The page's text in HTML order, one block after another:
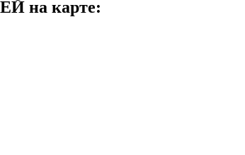
на карте: